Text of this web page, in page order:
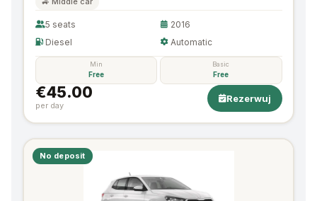
5 seats
2016
Diesel
Automatic
Min
Free
Basic
Free
€45.00
per day
Rezerwuj
No deposit